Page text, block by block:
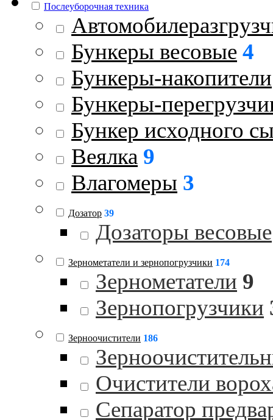
Послеуборочная техника
Бункеры весовые 4
Бункеры-накопители
Бункеры-
Бункер исходного
Веялка 9
Влагомеры 3
Дозатор 39
Дозаторы весовые
Зернометатели и зернопогрузчики 174
Зернометатели 9
Зернопогрузчики
Зерноочистители 186
Очистители
Сепаратор